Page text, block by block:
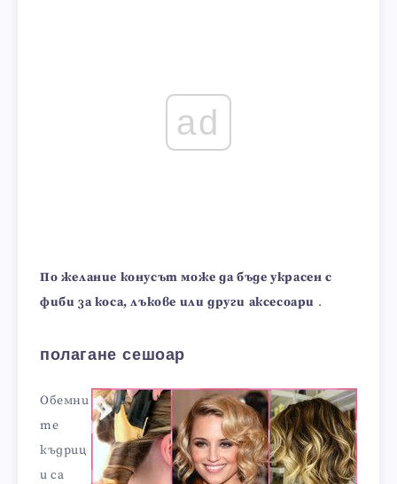
ad
По желание конусът може да бъде украсен с
фиби за коса, лъкове или други аксесоари .
полагане сешоар
Обемни
те
къдриц
и са